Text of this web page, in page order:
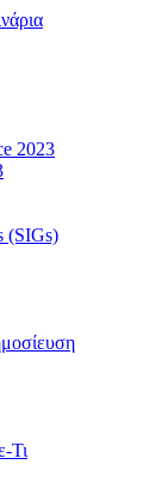
2023
(SIGs)
Τι